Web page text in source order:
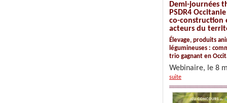
Demi-journées
PSDR4
co-construction
acteurs du
Élevage, produits
légumineuses :
trio gagnant en
Webinaire, le 8
suite